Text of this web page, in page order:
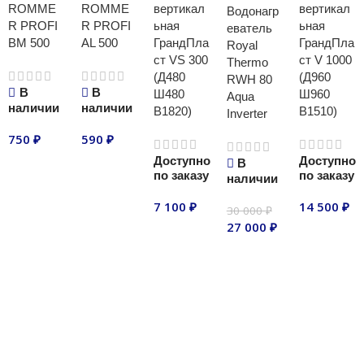
ROMME
R PROFI
BM 500
В
наличии
750 ₽
ROMME
R PROFI
AL 500
В
наличии
590 ₽
вертикал
ьная
ГрандПла
ст VS 300
(Д480
Ш480
В1820)
Доступно
по заказу
7 100₽
Водонагр
еватель
Royal
Thermo
RWH 80
Aqua
Inverter
В
наличии
30 000₽
27 000 ₽
вертикал
ьная
ГрандПла
ст V 1000
(Д960
Ш960
В1510)
Доступно
по заказу
14 500₽